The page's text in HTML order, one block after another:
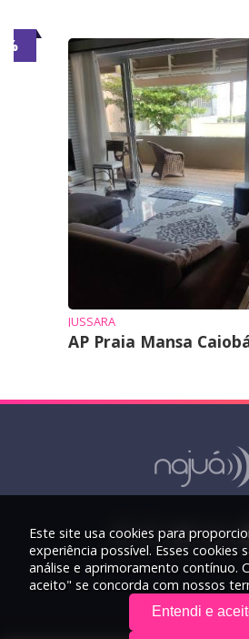
JUSSARA
AP Praia Mansa
Este site usa cookies para
experiência possível. Esses cookies
análise e aprimoramento contínuo.
aceito" se concorda com nossos
Entendi e